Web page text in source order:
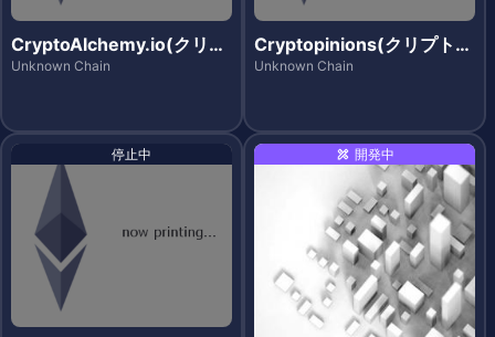
CryptoAlchemy.io(クリプ
トアルケミー)
Unknown Chain
Cryptopinions(クリプトピ
ニオンズ)
Unknown Chain
停止中 開発中